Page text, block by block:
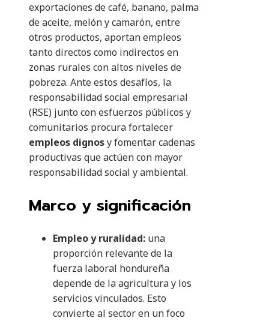
exportaciones de café, banano, palma
de aceite, melón y camarón, entre
otros productos, aportan empleos
tanto directos como indirectos en
zonas rurales con altos niveles de
pobreza. Ante estos desafíos, la
responsabilidad social empresarial
(RSE) junto con esfuerzos públicos y
comunitarios procura fortalecer
empleos dignosy fomentar cadenas
productivas que actúen con mayor
responsabilidad social y ambiental.
Marco y significación
Empleo y ruralidad: una
proporción relevante de la
fuerza laboral hondureña
depende de la agricultura y los
servicios vinculados. Esto
convierte al sector en un foco